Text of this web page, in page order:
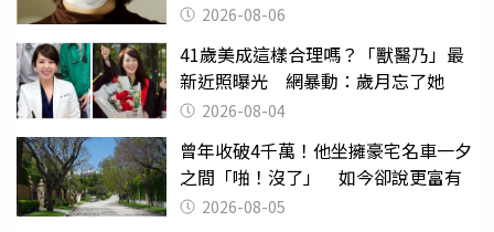
2026-08-06
41歲美成這樣合理嗎？「獸醫乃」最
新近照曝光 網暴動：歲月忘了她
2026-08-04
曾年收破4千萬！他坐擁豪宅名車一夕
之間「啪！沒了」 如今卻說更富有
2026-08-05